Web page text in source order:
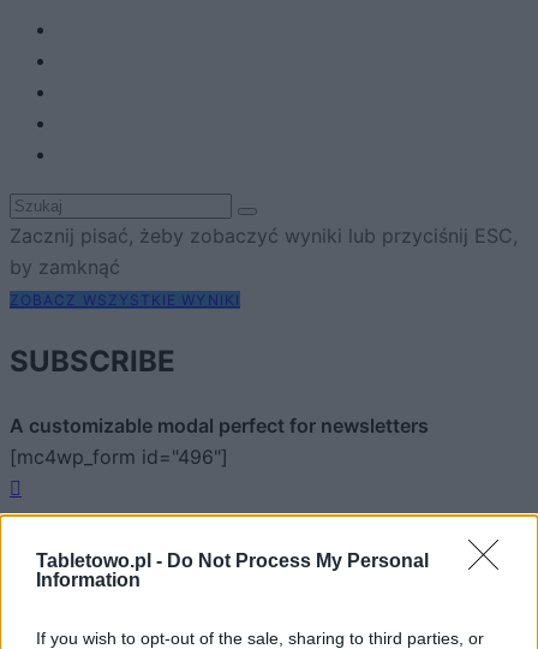
Tabletowo.pl - Do Not Process My Personal
Information
If you wish to opt-out of the sale, sharing to third parties, or
Zacznij pisać, żeby zobaczyć wyniki lub przyciśnij ESC,
by zamknąć
ZOBACZ WSZYSTKIE WYNIKI
SUBSCRIBE
A customizable modal perfect for newsletters
[mc4wp_form id="496"]